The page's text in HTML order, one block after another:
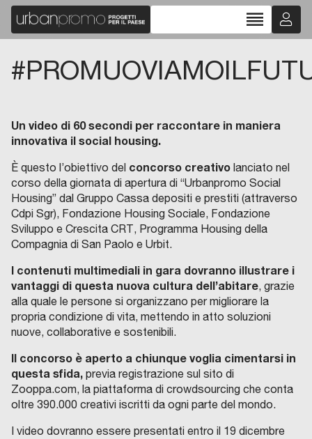
reorder
Un video di 60 secondi per raccontare in maniera
innovativa il social housing.
È questo l’obiettivo del concorso creativo lanciato nel
corso della giornata di apertura di “Urbanpromo Social
Housing” dal Gruppo Cassa depositi e prestiti (attraverso
Cdpi Sgr), Fondazione Housing Sociale, Fondazione
Sviluppo e Crescita CRT, Programma Housing della
Compagnia di San Paolo e Urbit.
I contenuti multimediali in gara dovranno illustrare i
vantaggi di questa nuova cultura dell’abitare, grazie
alla quale le persone si organizzano per migliorare la
propria condizione di vita, mettendo in atto soluzioni
nuove, collaborative e sostenibili.
Il concorso è aperto a chiunque voglia cimentarsi in
questa sfida, previa registrazione sul sito di
Zooppa.com, la piattaforma di crowdsourcing che conta
oltre 390.000 creativi iscritti da ogni parte del mondo.
I video dovranno essere presentati entro il 19 dicembre